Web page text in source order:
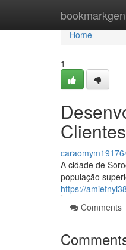
Home
Home
1
A cidade de
população
https://
Comments